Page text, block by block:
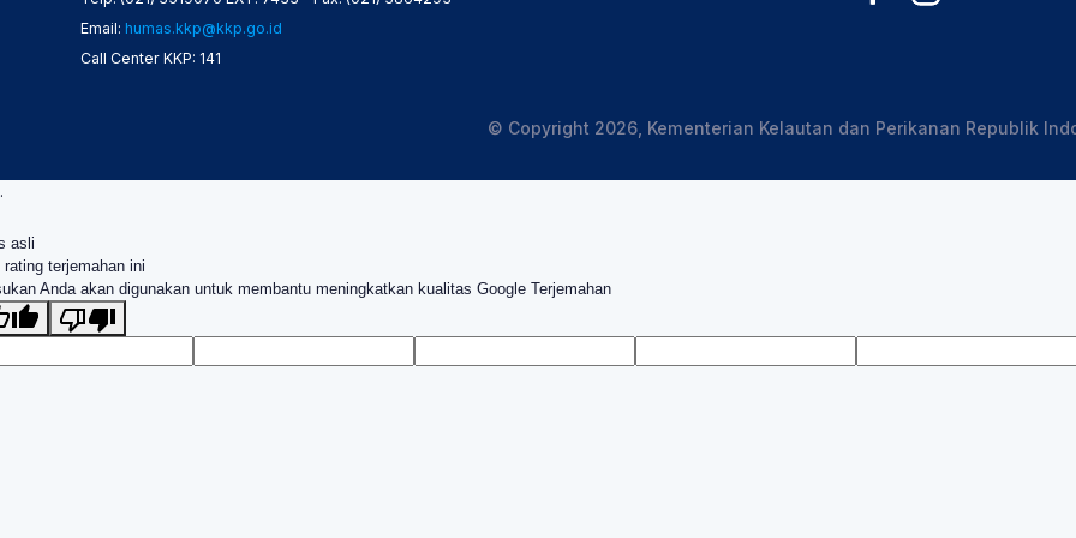
Email: humas.kkp@kkp.go.id
Call Center KKP: 141
© Copyright 2026, Kementerian Kelautan dan Perikanan Republik
.
asli
rating terjemahan ini
Anda akan digunakan untuk membantu meningkatkan kualitas Google Terjemahan